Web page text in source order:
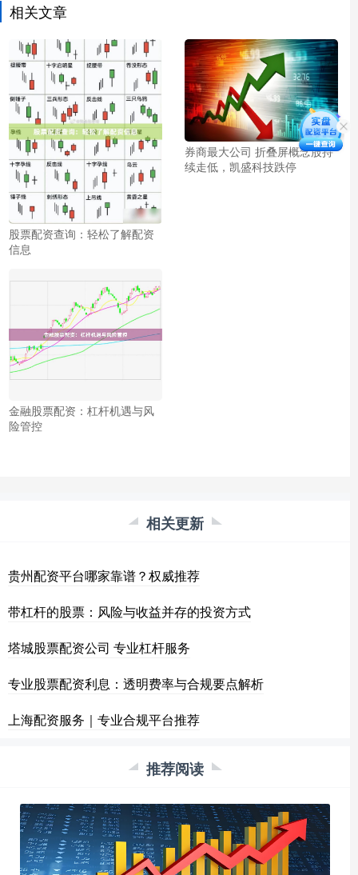
相关文章
股票配资查询：轻松了解配资
信息
券商最大公司 折叠屏概念股持
续走低，凯盛科技跌停
金融股票配资：杠杆机遇与风
险管控
相关更新
贵州配资平台哪家靠谱？权威推荐
带杠杆的股票：风险与收益并存的投资方式
塔城股票配资公司 专业杠杆服务
专业股票配资利息：透明费率与合规要点解析
上海配资服务｜专业合规平台推荐
推荐阅读